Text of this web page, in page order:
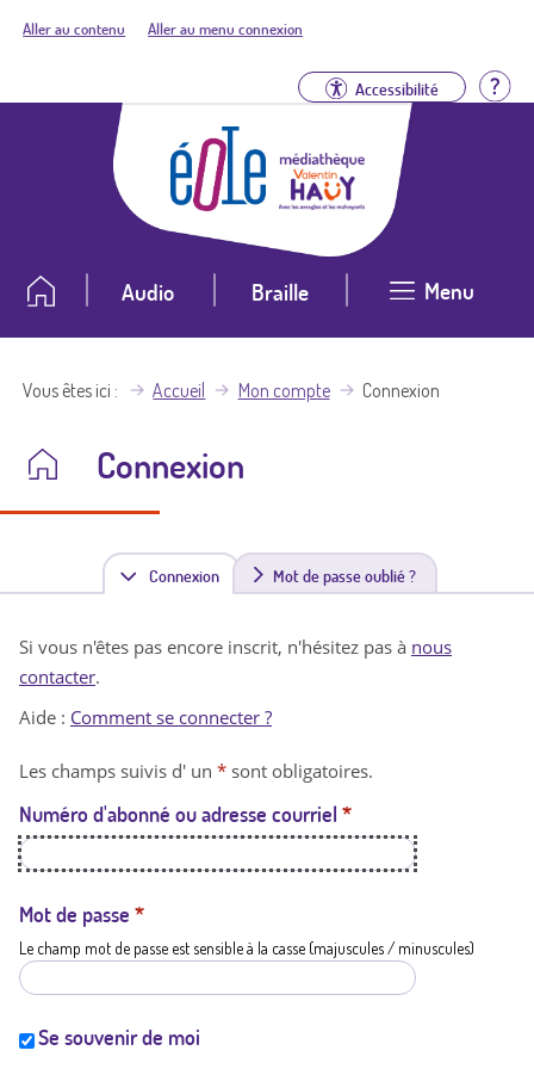
Aller au contenu Aller au menu connexion
Accessibilité
Audio Braille Menu
Vous êtes ici Accueil Mon compte Connexion
Connexion
Connexion(
n
t
a
t
i
Mot de passe oublié ?
Si vous n'êtes pas encore inscrit, n'hésitez pas à nous
contacter.
Aide : Comment se connecter ?
Les champs suivis d' un * sont obligatoires.
Numéro d'abonné ou adresse courriel *
Mot de passe *
Le champ mot de passe est sensible à la casse (majuscules / minuscules)
Se souvenir de moi